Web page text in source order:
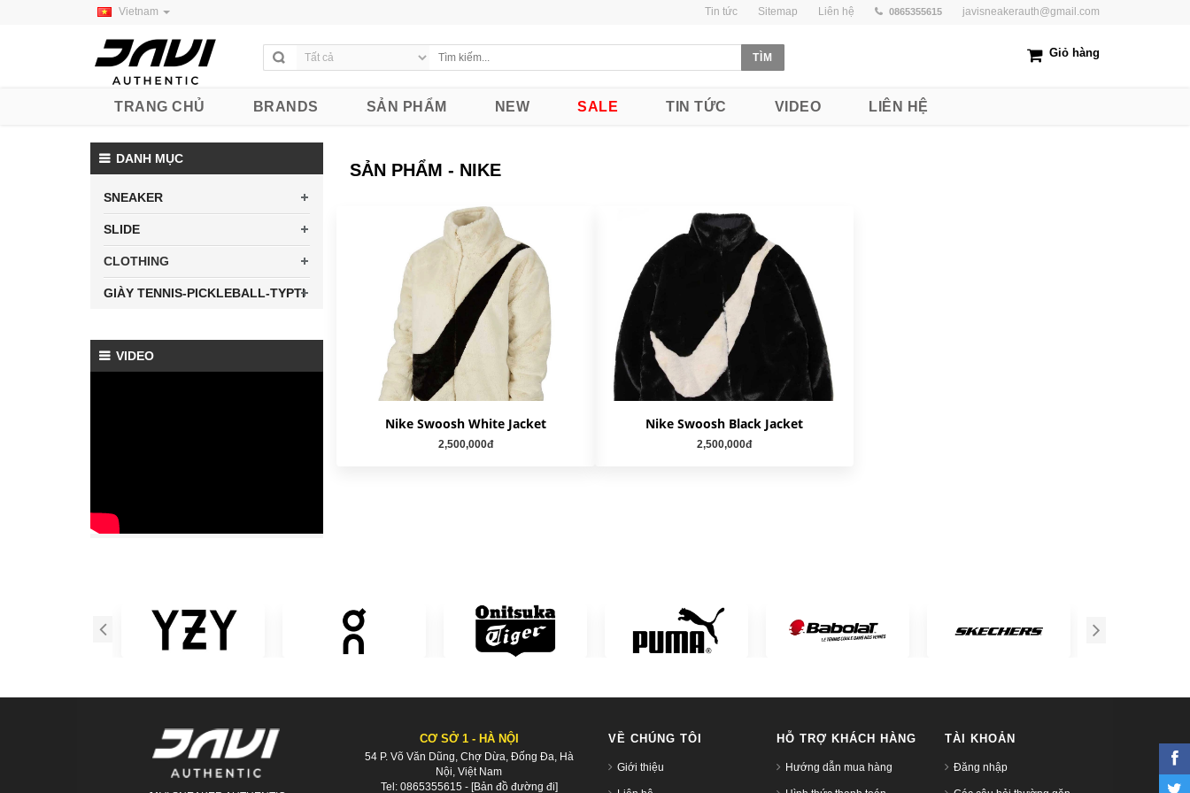
Vietnam Tin tức Sitemap Liên hệ 0865355615 javisneakerauth@gmail.com
Giỏ hàng
TRANG CHỦ BRANDS SẢN PHẨM NEW SALE TIN TỨC VIDEO LIÊN HỆ
SẢN PHẨM - NIKE
Nike Swoosh White Jacket
2,500,000đ
Nike Swoosh Black Jacket
2,500,000đ
DANH MỤC
SNEAKER
SLIDE
CLOTHING
GIÀY TENNIS-PICKLEBALL-TYPTI
VIDEO
CƠ SỞ 1 - HÀ NỘI
54 P. Võ Văn Dũng, Chợ Dừa, Đống Đa, Hà
Nội, Việt Nam
Tel: 0865355615 - [Bản đồ đường đi]
VỀ CHÚNG TÔI
Giới thiệu
HỖ TRỢ KHÁCH HÀNG
Hướng dẫn mua hàng
TÀI KHOẢN
Đăng nhập